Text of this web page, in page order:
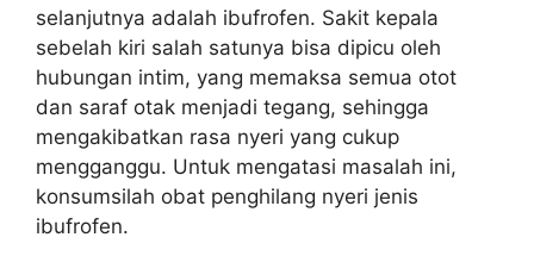
selanjutnya adalah ibufrofen. Sakit kepala
sebelah kiri salah satunya bisa dipicu oleh
hubungan intim, yang memaksa semua otot
dan saraf otak menjadi tegang, sehingga
mengakibatkan rasa nyeri yang cukup
mengganggu. Untuk mengatasi masalah ini,
konsumsilah obat penghilang nyeri jenis
ibufrofen.